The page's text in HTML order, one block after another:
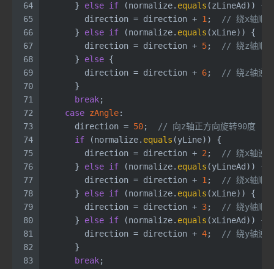
64
65
66
67
68
69
70
71
72
73
74
75
76
77
78
79
80
81
82
83
      }
else if (normalize. equals (zLineAd)) {
        direction = direction +
1;
// 绕x轴顺
      }
else if (normalize. equals (xLine)) {
        direction = direction +
5;
// 绕z轴顺
      }
else {
        direction = direction +
6;
// 绕z轴逆
      }
break;
case zAngle:
      direction =
50;
// 向z轴正方向旋转90度
if (normalize. equals (yLine)) {
        direction = direction +
2;
// 绕x轴逆
      }
else if (normalize. equals (yLineAd)) {
        direction = direction +
1;
// 绕x轴顺
      }
else if (normalize. equals (xLine)) {
        direction = direction +
3;
// 绕y轴顺
      }
else if (normalize. equals (xLineAd)) {
        direction = direction +
4;
// 绕y轴逆
      }
break;